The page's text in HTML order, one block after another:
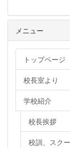
メニュー
トップページ
校長室より
学校紹介
校長挨拶
校訓、スク